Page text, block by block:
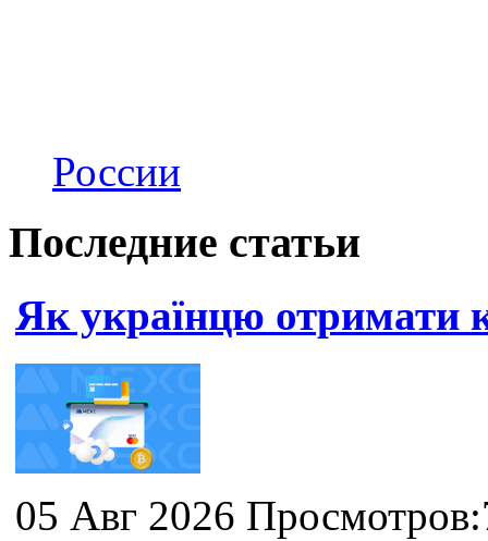
России
Последние статьи
Як українцю отримати
05 Авг 2026